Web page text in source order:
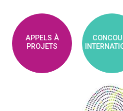
APPELS À
PROJETS